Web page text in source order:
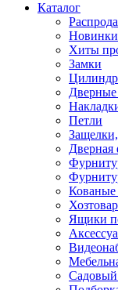
Каталог
Новинки
Хиты
Замки
Дверные
Петли
Дверная
Кованые
Ящики
Садовый